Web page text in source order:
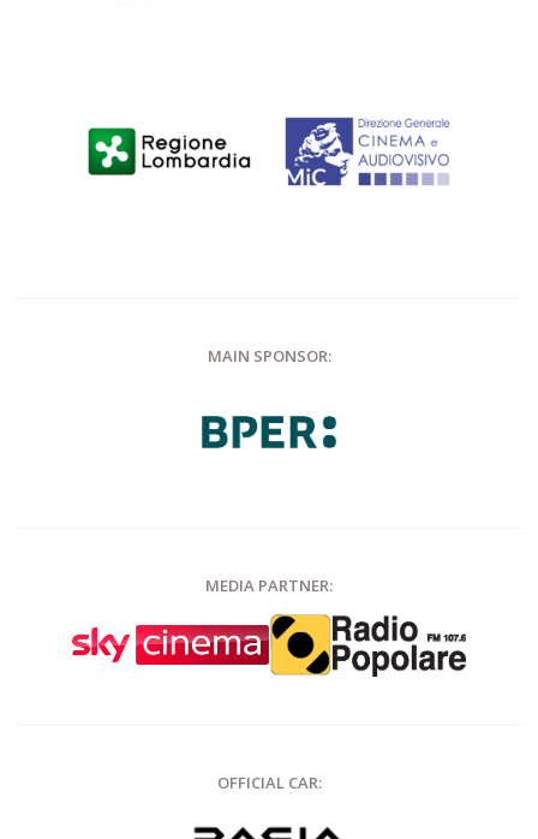
MAIN SPONSOR:
MEDIA PARTNER:
OFFICIAL CAR: